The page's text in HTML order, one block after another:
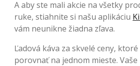
A aby ste mali akcie na všetky
ruke, stiahnite si našu aplikáciu
vám neunikne žiadna zľava.
Ľadová káva za skvelé ceny,
porovnať na jednom mieste. Vaše